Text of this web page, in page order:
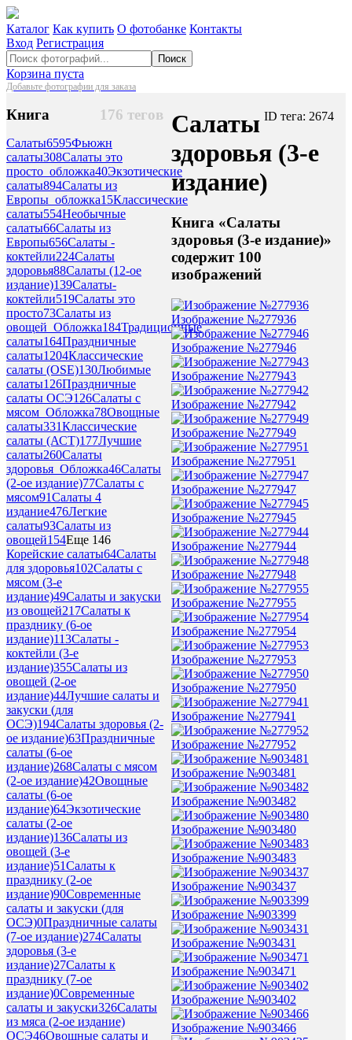
Каталог Как купить О фотобанке Контакты
Вход Регистрация
Поиск
Корзина пуста
Добавьте фотографии для заказа
176 тегов
Книга
Салаты6595Фьюжн
салаты308Салаты это
просто_обложка40Экзотические
салаты894Салаты из
Европы_обложка15Классические
салаты554Необычные
салаты66Салаты из
Европы656Салаты -
коктейли224Салаты
здоровья88Салаты (12-ое
издание)139Салаты-
коктейли519Салаты это
просто73Салаты из
овощей_Обложка184Традиционные
салаты164Праздничные
салаты1204Классические
салаты (OSE)130Любимые
салаты126Праздничные
салаты ОСЭ126Салаты с
мясом_Обложка78Овощные
салаты331Классические
салаты (АСТ)177Лучшие
салаты260Салаты
здоровья_Обложка46Салаты
(2-ое издание)77Салаты с
мясом91Салаты 4
издание476Легкие
салаты93Салаты из
овощей154Еще 146
Корейские салаты64Салаты
для здоровья102Салаты с
мясом (3-е
издание)49Салаты и закуски
из овощей217Салаты к
празднику (6-ое
издание)113Салаты -
коктейли (3-е
издание)355Салаты из
овощей (2-ое
издание)44Лучшие салаты и
закуски (для
ОСЭ)194Салаты здоровья (2-
ое издание)63Праздничные
салаты (6-ое
издание)268Салаты с мясом
(2-ое издание)42Овощные
салаты (6-ое
издание)64Экзотические
салаты (2-ое
издание)136Салаты из
овощей (3-е
издание)51Салаты к
празднику (2-ое
издание)90Современные
салаты и закуски (для
ОСЭ)0Праздничные салаты
(7-ое издание)274Салаты
здоровья (3-е
издание)27Салаты к
празднику (7-ое
издание)0Современные
салаты и закуски326Салаты
из мяса (2-ое издание)
ОСЭ46Овощные салаты и
ID тега: 2674
Салаты
здоровья (3-е
издание)
Книга «Салаты
здоровья (3-е издание)»
содержит 100
изображений
Изображение №277936
Изображение №277946
Изображение №277943
Изображение №277942
Изображение №277949
Изображение №277951
Изображение №277947
Изображение №277945
Изображение №277944
Изображение №277948
Изображение №277955
Изображение №277954
Изображение №277953
Изображение №277950
Изображение №277941
Изображение №277952
Изображение №903481
Изображение №903482
Изображение №903480
Изображение №903483
Изображение №903437
Изображение №903399
Изображение №903431
Изображение №903471
Изображение №903402
Изображение №903466